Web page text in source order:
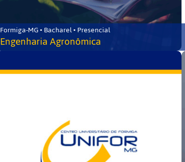
Formiga-MG • Bacharel • Presencial
Engenharia Agronômica